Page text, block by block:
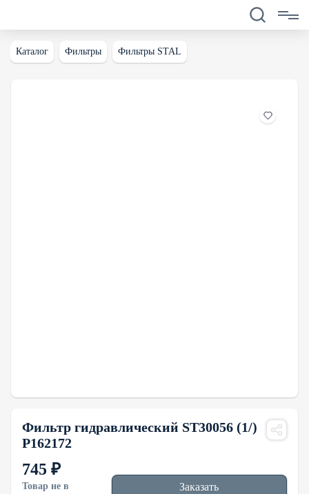
Каталог Фильтры Фильтры STAL
Фильтр гидравлический ST30056 (1/)
P162172
745 ₽
Товар не в
Заказать